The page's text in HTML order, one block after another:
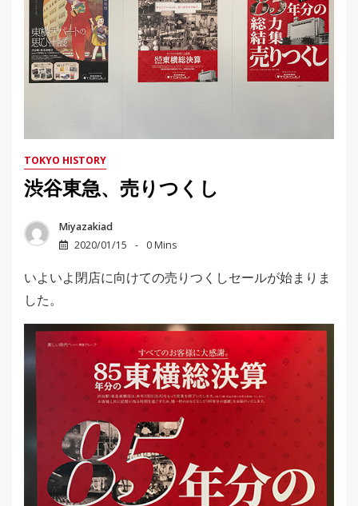
TOKYO HISTORY
渋谷東急、売りつくし
Miyazakiad
2020/01/15
0 Mins
いよいよ閉店に向けての売りつくしセールが始まりま
した。